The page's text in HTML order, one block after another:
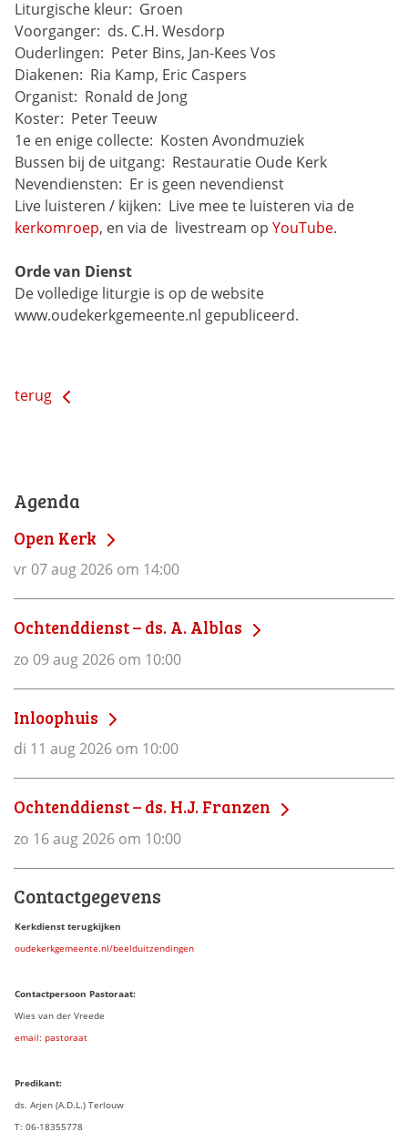
Liturgische kleur: Groen
Voorganger: ds. C.H. Wesdorp
Ouderlingen: Peter Bins, Jan-Kees Vos
Diakenen: Ria Kamp, Eric Caspers
Organist: Ronald de Jong
Koster: Peter Teeuw
1e en enige collecte: Kosten Avondmuziek
Bussen bij de uitgang: Restauratie Oude Kerk
Nevendiensten: Er is geen nevendienst
Live luisteren / kijken:
kerkomroep, en via de livestream op YouTube.
Orde van Dienst
De volledige liturgie is op de website
www.oudekerkgemeente.nl gepubliceerd.
terug
Agenda
Open Kerk
vr 07 aug 2026 om 14:00
Ochtenddienst – ds. A. Alblas
zo 09 aug 2026 om 10:00
Inloophuis
di 11 aug 2026 om 10:00
Ochtenddienst – ds. H.J. Franzen
zo 16 aug 2026 om 10:00
Contactgegevens
Kerkdienst terugkijken
oudekerkgemeente.nl/beelduitzendingen
Contactpersoon Pastoraat:
Wies van der Vreede
email: pastoraat
Predikant:
ds. Arjen (A.D.L.) Terlouw
T: 06-18355778